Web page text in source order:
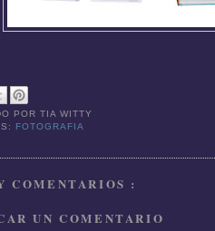
PORTIA WITTY
FOTOGRAFIA
COMENTARIOS :
UN COMENTARIO